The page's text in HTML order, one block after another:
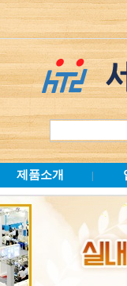
제품소개